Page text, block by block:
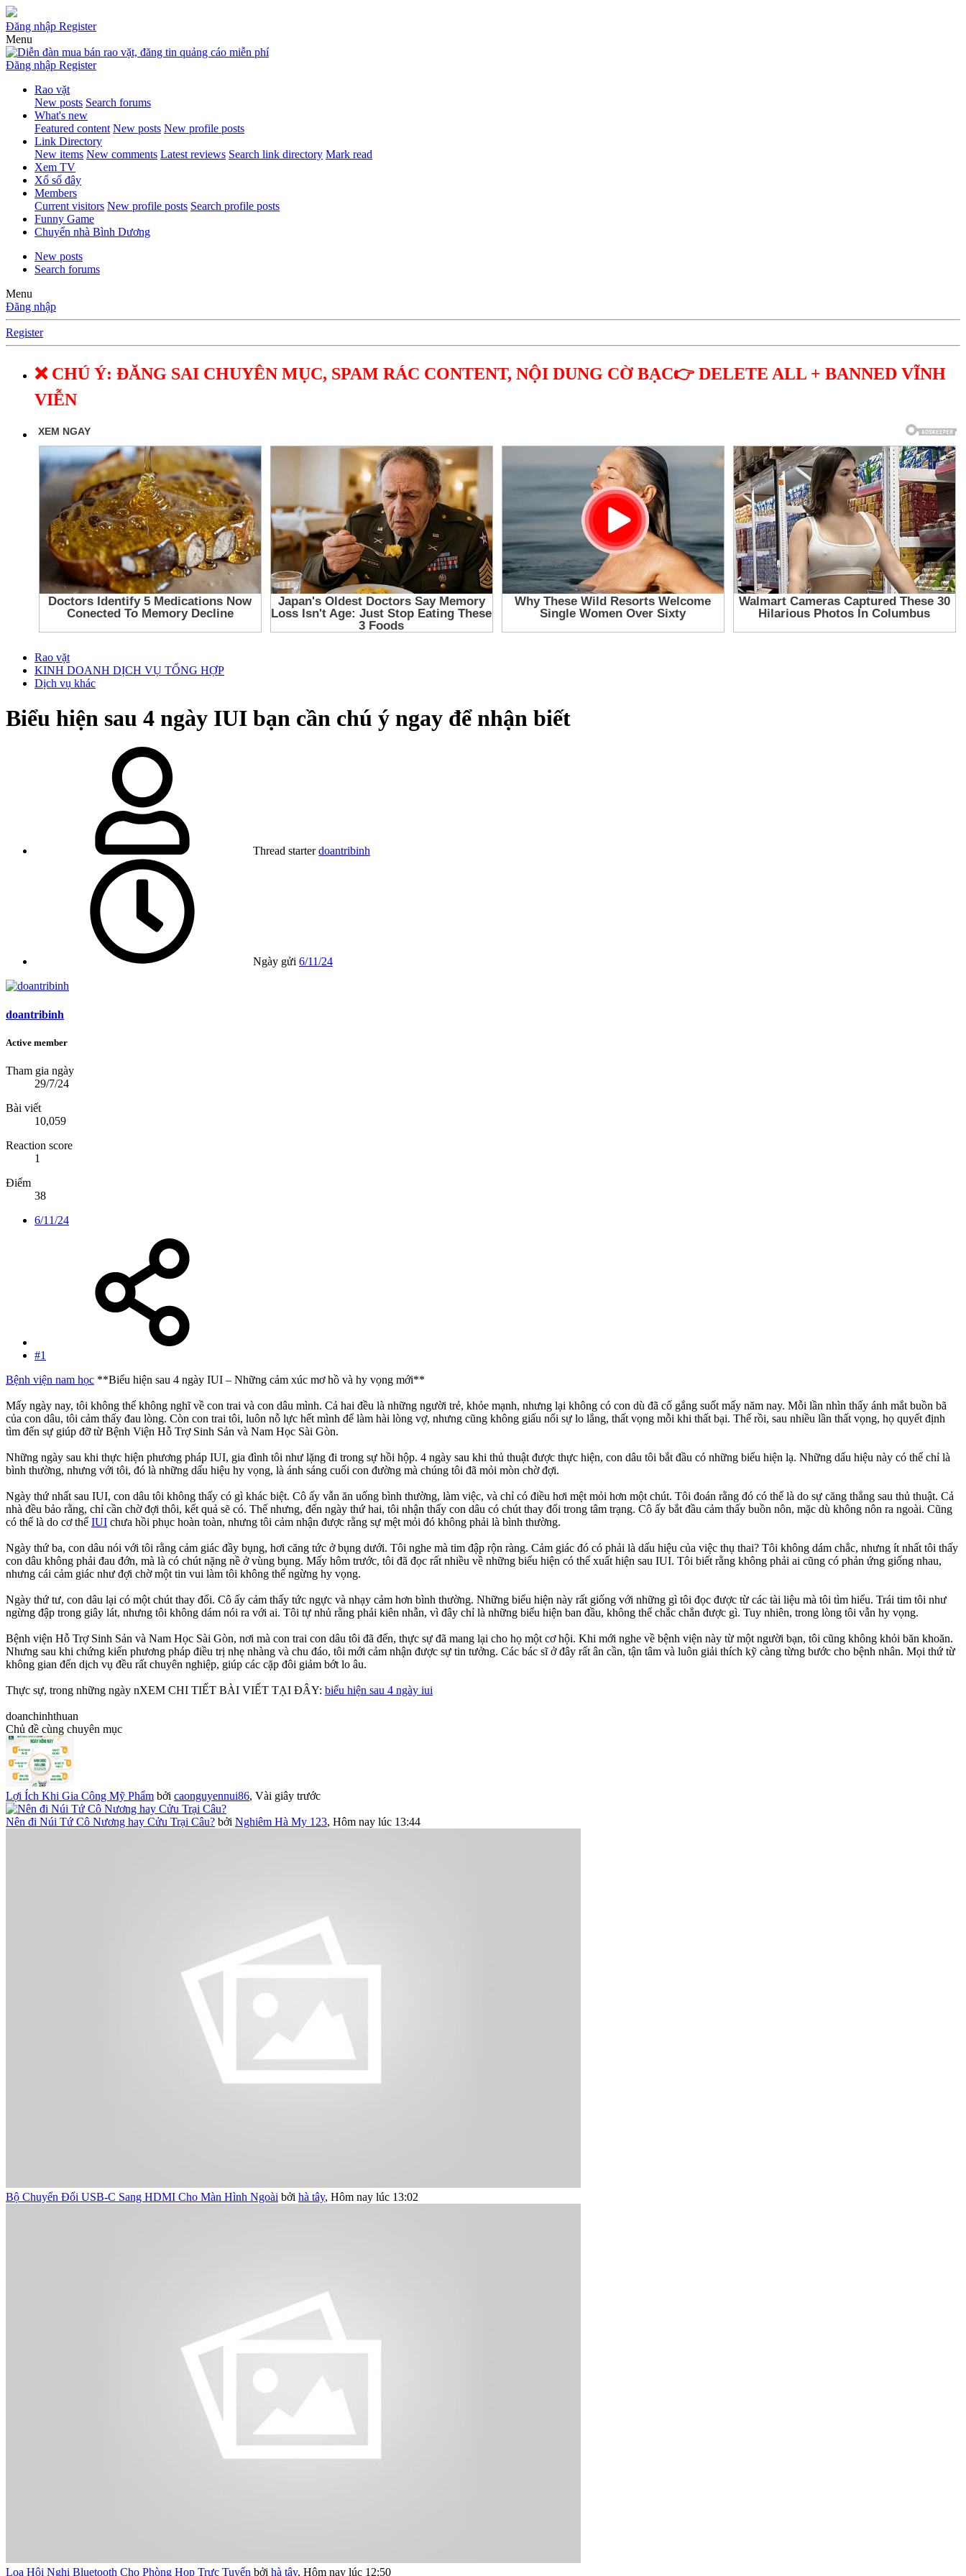
Đăng nhập Register
Menu
Đăng nhập Register
Rao vặt
New posts Search forums
What's new
Featured content New posts New profile posts
Link Directory
New items New comments Latest reviews Search link directory Mark read
Xem TV
Xổ số đây
Members
Current visitors New profile posts Search profile posts
Funny Game
Chuyển nhà Bình Dương
New posts
Search forums
Menu
Đăng nhập
Register
❌ CHÚ Ý: ĐĂNG SAI CHUYÊN MỤC, SPAM RÁC CONTENT, NỘI DUNG CỜ BẠC👉 DELETE ALL + BANNED VĨNH
VIỄN
Rao vặt
KINH DOANH DỊCH VỤ TỔNG HỢP
Dịch vụ khác
Biểu hiện sau 4 ngày IUI bạn cần chú ý ngay để nhận biết
Thread starter doantribinh
Ngày gửi 6/11/24
doantribinh
Active member
Tham gia ngày
29/7/24
Bài viết
10,059
Reaction score
1
Điểm
38
6/11/24
#1
Bệnh viện nam học **Biểu hiện sau 4 ngày IUI – Những cảm xúc mơ hồ và hy vọng mới**
Mấy ngày nay, tôi không thể không nghĩ về con trai và con dâu mình. Cả hai đều là những người trẻ, khỏe mạnh, nhưng lại không có con dù đã cố gắng suốt mấy năm nay. Mỗi lần nhìn thấy ánh mắt buồn bã
của con dâu, tôi cảm thấy đau lòng. Còn con trai tôi, luôn nỗ lực hết mình để làm hài lòng vợ, nhưng cũng không giấu nổi sự lo lắng, thất vọng mỗi khi thất bại. Thế rồi, sau nhiều lần thất vọng, họ quyết định
tìm đến sự giúp đỡ từ Bệnh Viện Hỗ Trợ Sinh Sản và Nam Học Sài Gòn.
Những ngày sau khi thực hiện phương pháp IUI, gia đình tôi như lặng đi trong sự hồi hộp. 4 ngày sau khi thủ thuật được thực hiện, con dâu tôi bắt đầu có những biểu hiện lạ. Những dấu hiệu này có thể chỉ là
bình thường, nhưng với tôi, đó là những dấu hiệu hy vọng, là ánh sáng cuối con đường mà chúng tôi đã mỏi mòn chờ đợi.
Ngày thứ nhất sau IUI, con dâu tôi không thấy có gì khác biệt. Cô ấy vẫn ăn uống bình thường, làm việc, và chỉ có điều hơi mệt mỏi hơn một chút. Tôi đoán rằng đó có thể là do sự căng thẳng sau thủ thuật. Cả
nhà đều bảo rằng, chỉ cần chờ đợi thôi, kết quả sẽ có. Thế nhưng, đến ngày thứ hai, tôi nhận thấy con dâu có chút thay đổi trong tâm trạng. Cô ấy bắt đầu cảm thấy buồn nôn, mặc dù không nôn ra ngoài. Cũng
có thể là do cơ thể IUI chưa hồi phục hoàn toàn, nhưng tôi cảm nhận được rằng sự mệt mỏi đó không phải là bình thường.
Ngày thứ ba, con dâu nói với tôi rằng cảm giác đầy bụng, hơi căng tức ở bụng dưới. Tôi nghe mà tim đập rộn ràng. Cảm giác đó có phải là dấu hiệu của việc thụ thai? Tôi không dám chắc, nhưng ít nhất tôi thấy
con dâu không phải đau đớn, mà là có chút nặng nề ở vùng bụng. Mấy hôm trước, tôi đã đọc rất nhiều về những biểu hiện có thể xuất hiện sau IUI. Tôi biết rằng không phải ai cũng có phản ứng giống nhau,
nhưng cái cảm giác như đợi chờ một tin vui làm tôi không thể ngừng hy vọng.
Ngày thứ tư, con dâu lại có một chút thay đổi. Cô ấy cảm thấy tức ngực và nhạy cảm hơn bình thường. Những biểu hiện này rất giống với những gì tôi đọc được từ các tài liệu mà tôi tìm hiểu. Trái tim tôi như
ngừng đập trong giây lát, nhưng tôi không dám nói ra với ai. Tôi tự nhủ rằng phải kiên nhẫn, vì đây chỉ là những biểu hiện ban đầu, không thể chắc chắn được gì. Tuy nhiên, trong lòng tôi vẫn hy vọng.
Bệnh viện Hỗ Trợ Sinh Sản và Nam Học Sài Gòn, nơi mà con trai con dâu tôi đã đến, thực sự đã mang lại cho họ một cơ hội. Khi mới nghe về bệnh viện này từ một người bạn, tôi cũng không khỏi băn khoăn.
Nhưng sau khi chứng kiến phương pháp điều trị nhẹ nhàng và chu đáo, tôi mới cảm nhận được sự tin tưởng. Các bác sĩ ở đây rất ân cần, tận tâm và luôn giải thích kỹ càng từng bước cho bệnh nhân. Mọi thứ từ
không gian đến dịch vụ đều rất chuyên nghiệp, giúp các cặp đôi giảm bớt lo âu.
Thực sự, trong những ngày nXEM CHI TIẾT BÀI VIẾT TẠI ĐÂY: biểu hiện sau 4 ngày iui
doanchinhthuan
Chủ đề cùng chuyên mục
Lợi Ích Khi Gia Công Mỹ Phẩm bởi caonguyennui86, Vài giây trước
Nên đi Núi Tứ Cô Nương hay Cửu Trại Câu? bởi Nghiêm Hà My 123, Hôm nay lúc 13:44
Bộ Chuyển Đổi USB-C Sang HDMI Cho Màn Hình Ngoài bởi hà tây, Hôm nay lúc 13:02
Loa Hội Nghị Bluetooth Cho Phòng Họp Trực Tuyến bởi hà tây, Hôm nay lúc 12:50